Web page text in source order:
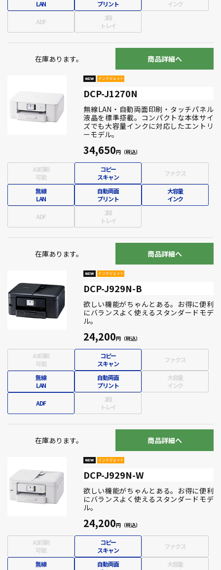
LAN プリント インク
ADF
2段
トレイ
在庫あります。 商品詳細へ
DCP-J1270N
無線LAN・自動両面印刷・タッチパネル
液晶を標準搭載。コンパクトな本体サイ
ズでも大容量インクに対応したエントリ
ーモデル。
34,650
A3印刷
可能
コピー
スキャン
ファクス
無線
LAN
自動両面
プリント
大容量
インク
ADF
2段
トレイ
在庫あります。 商品詳細へ
DCP-J929N-B
欲しい機能がちゃんとある。お得に便利
にバランスよく使えるスタンダードモデ
ル。
24,200
A3印刷
可能
コピー
スキャン
ファクス
無線
LAN
自動両面
プリント
大容量
インク
ADF
2段
トレイ
在庫あります。 商品詳細へ
DCP-J929N-W
欲しい機能がちゃんとある。お得に便利
にバランスよく使えるスタンダードモデ
ル。
24,200
A3印刷
可能
コピー
スキャン
ファクス
無線
自動両面
大容量